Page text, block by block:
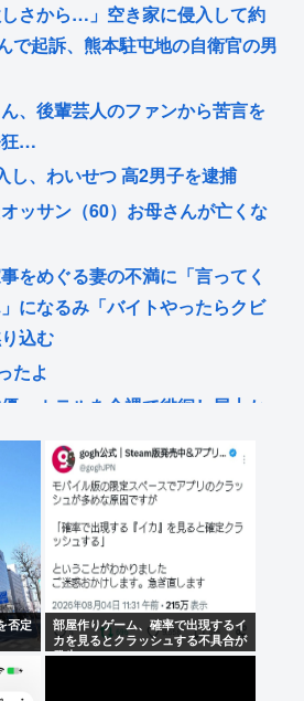
しさから…」空き家に侵入して約
で起訴、熊本駐屯地の自衛官の男
、後輩芸人のファンから苦言を
狂…
し、わいせつ 高2男子を逮捕
ッサン（60）お母さんが亡くな
をめぐる妻の不満に「言ってく
になるみ「バイトやったらクビ
込む
たよ
、ホテルを全裸で徘徊し屋上か
敵チームのピッチャーになって秋
ーデを三振に抑えたら一億です
務所どこぉ？ 俺、吉本興業
ィ『バタリアン』 BS-TBSで8月
否定
部屋作りゲーム、確率で出現するイ
カを見るとクラッシュする不具合が
発生